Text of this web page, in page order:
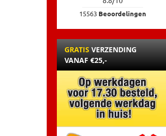
15563 Beoordelingen
GRATIS VERZENDING
VANAF €25,-